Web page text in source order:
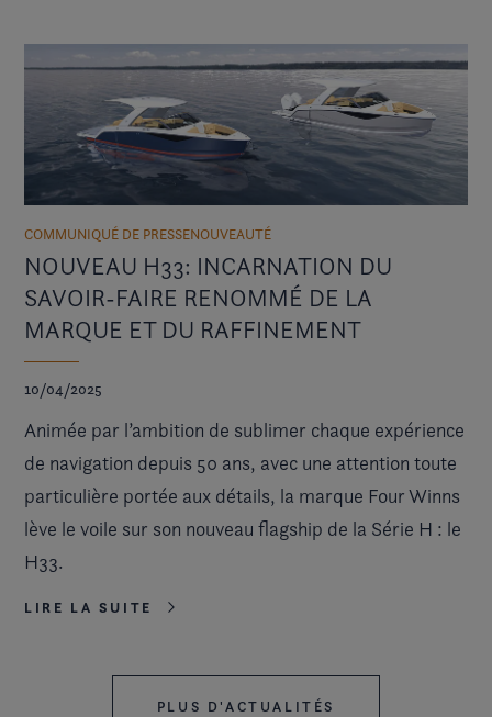
COMMUNIQUÉ DE PRESSENOUVEAUTÉ
NOUVEAU H33: INCARNATION DU
SAVOIR-FAIRE RENOMMÉ DE LA
MARQUE ET DU RAFFINEMENT
10/04/2025
Animée par l’ambition de sublimer chaque expérience
de navigation depuis 50 ans, avec une attention toute
particulière portée aux détails, la marque Four Winns
lève le voile sur son nouveau flagship de la Série H : le
H33.
LIRE LA SUITE
PLUS D'ACTUALITÉS